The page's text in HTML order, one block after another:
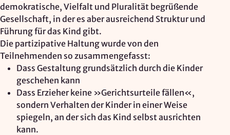
demokratische, Vielfalt und Pluralität begrüßende
Gesellschaft, in der es aber ausreichend Struktur und
Führung für das Kind gibt.
Die partizipative Haltung wurde von den
Teilnehmenden so zusammengefasst:
Dass Gestaltung grundsätzlich durch die Kinder
geschehen kann
Dass Erzieher keine »Gerichtsurteile fällen«,
sondern Verhalten der Kinder in einer Weise
spiegeln, an der sich das Kind selbst ausrichten
kann.
Matomo (Webanalyse)
Anbieter:
Vereinigung der Waldorfkindergärten e. V.
Zweck:
Reichweitenmessung, technische Optimierung
180 Tage